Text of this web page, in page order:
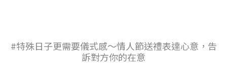
#特殊日子更需要儀式感～情人節送禮表達心意，告
訴對方你的在意